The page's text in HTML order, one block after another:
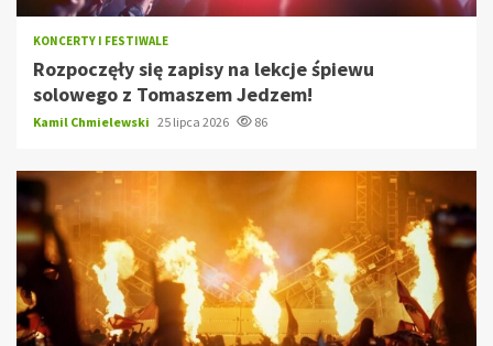
KONCERTY I FESTIWALE
Rozpoczęły się zapisy na lekcje śpiewu
solowego z Tomaszem Jedzem!
Kamil Chmielewski 25 lipca 2026 86